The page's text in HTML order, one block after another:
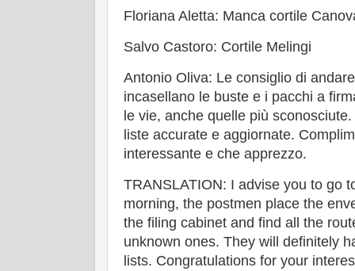
Floriana Aletta: Manca cortile
Salvo Castoro: Cortile Melingi
Antonio Oliva: Le consiglio di
incasellano le buste e i pacchi a
le vie, anche quelle più
liste accurate e aggiornate.
interessante e che apprezzo.
TRANSLATION: I advise you to go
morning, the postmen place the
the filing cabinet and find all the
unknown ones. They will definitely
lists. Congratulations for your